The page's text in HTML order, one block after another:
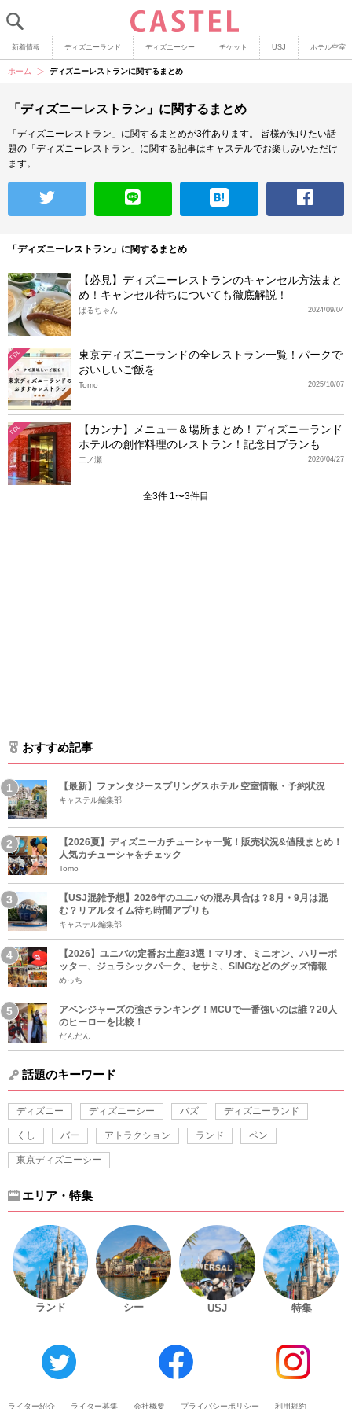
新着情報 ディズニーランド ディズニーシー チケット USJ ホテル空室
ホーム ディズニーレストランに関するまとめ
「ディズニーレストラン」に関するまとめ
「ディズニーレストラン」に関するまとめが3件あります。
皆様が知りたい話
題の「ディズニーレストラン」に関する記事はキャステルでお楽しみいただけ
ます。
「ディズニーレストラン」に関するまとめ
【必見】ディズニーレストランのキャンセル方法まと
め！キャンセル待ちについても徹底解説！
2024/09/04
ぱるちゃん
TDL
東京ディズニーランドの全レストラン一覧！パークで
おいしいご飯を
2025/10/07
Tomo
TDL
【カンナ】メニュー＆場所まとめ！ディズニーランド
ホテルの創作料理のレストラン！記念日プランも
2026/04/27
二ノ瀬
全3件 1〜3件目
おすすめ記事
【最新】ファンタジースプリングスホテル 空室情報・予約状況
キャステル編集部
【2026夏】ディズニーカチューシャ一覧！販売状況&値段まとめ！
人気カチューシャをチェック
Tomo
【USJ混雑予想】2026年のユニバの混み具合は？8月・9月は混
む？リアルタイム待ち時間アプリも
キャステル編集部
【2026】ユニバの定番お土産33選！マリオ、ミニオン、ハリーポ
ッター、ジュラシックパーク、セサミ、SINGなどのグッズ情報
めっち
アベンジャーズの強さランキング！MCUで一番強いのは誰？20人
のヒーローを比較！
だんだん
話題のキーワード
ディズニー ディズニーシー バズ ディズニーランド
くし バー アトラクション ランド ペン
東京ディズニーシー
エリア・特集
ランド シー USJ 特集
ライター紹介 ライター募集 会社概要 プライバシーポリシー 利用規約